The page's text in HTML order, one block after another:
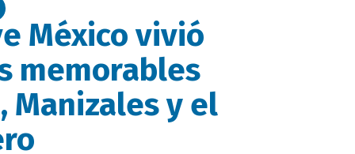
México vivió
memorables
Manizales y el